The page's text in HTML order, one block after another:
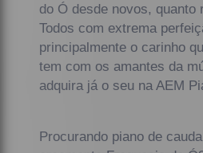
do Ó desde novos, quanto
Todos com extrema
principalmente o carinho
tem com os amantes da
adquira já o seu na AEM
Procurando piano de